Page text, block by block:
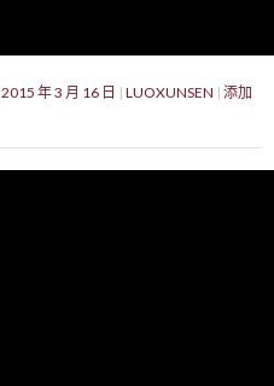
2015 年 3 月 16 日 LUOXUNSEN 添加